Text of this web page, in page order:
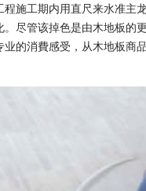
施工期内用直尺来水准
尽管该掉色是由木地板
的消費感受，从木地板商